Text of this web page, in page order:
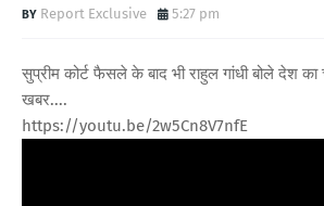
Report Exclusive 5:27 pm
सुप्रीम कोर्ट फैसले के बाद भी राहुल गांधी बोले देश का
खबर....
https://youtu.be/2w5Cn8V7nfE